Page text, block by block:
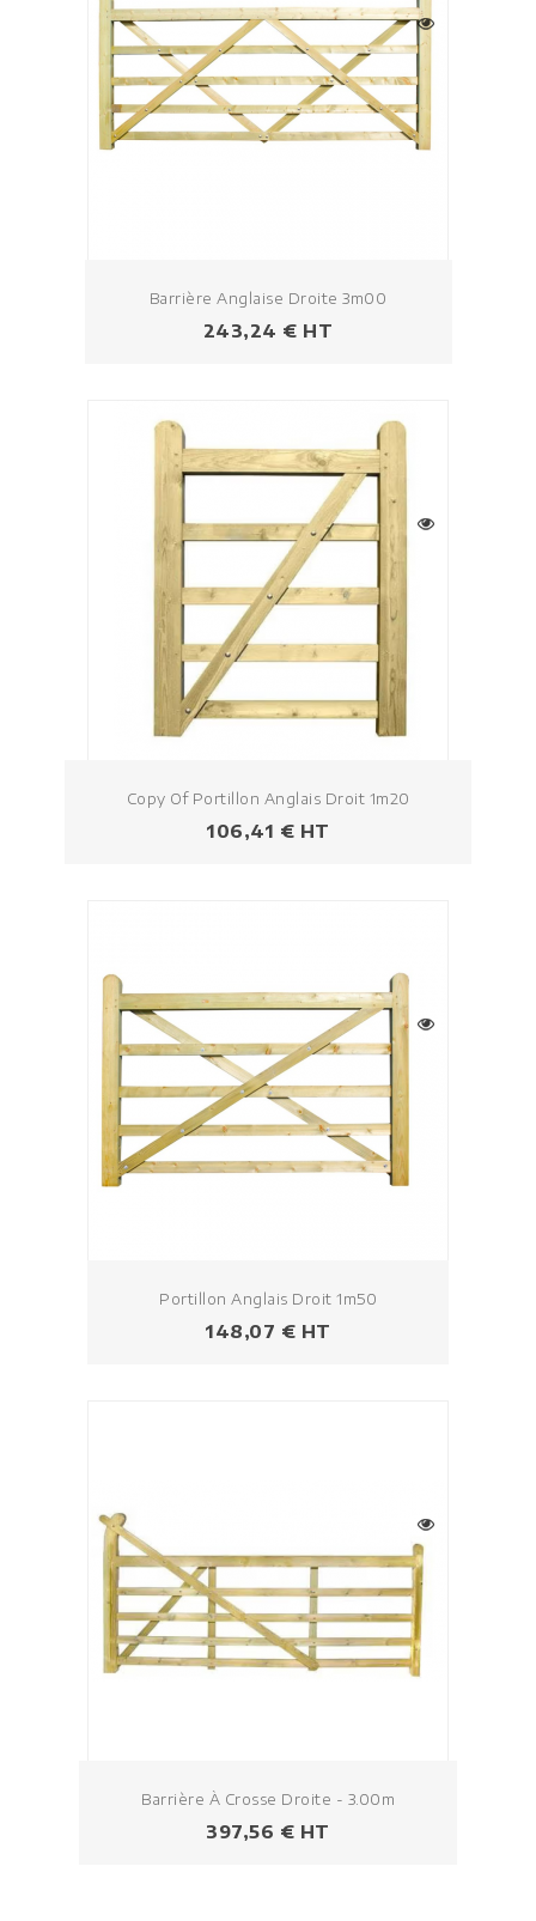
Barrière Anglaise Droite 3m00
Prezzo
243,24 € HT
Copy Of Portillon Anglais Droit 1m20
Prezzo
106,41 € HT
Portillon Anglais Droit 1m50
Prezzo
148,07 € HT
Barrière À Crosse Droite - 3.00m
Prezzo
397,56 € HT